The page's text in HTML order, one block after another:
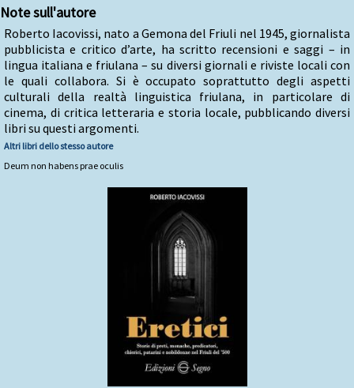
Note sull'autore
Roberto Iacovissi, nato a Gemona del Friuli nel 1945, giornalista
pubblicista e critico d’arte, ha scritto recensioni e saggi – in
lingua italiana e friulana – su diversi giornali e riviste locali con
le quali collabora. Si è occupato soprattutto degli aspetti
culturali della realtà linguistica friulana, in particolare di
cinema, di critica letteraria e storia locale, pubblicando diversi
libri su questi argomenti.
Altri libri dello stesso autore
Deum non habens prae oculis